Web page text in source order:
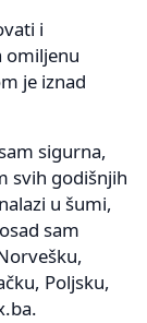
i
omiljenu
je iznad
sigurna,
svih godišnjih
u šumi,
sam
Poljsku,